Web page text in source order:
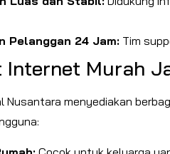
Pelanggan 24 Jam:Tim
Internet Murah
Nusantara menyediakan